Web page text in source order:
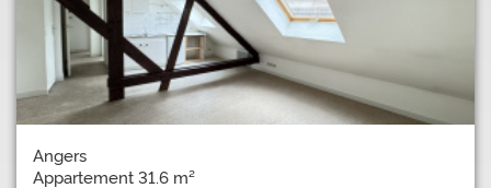
Angers
Appartement 31.6 m²